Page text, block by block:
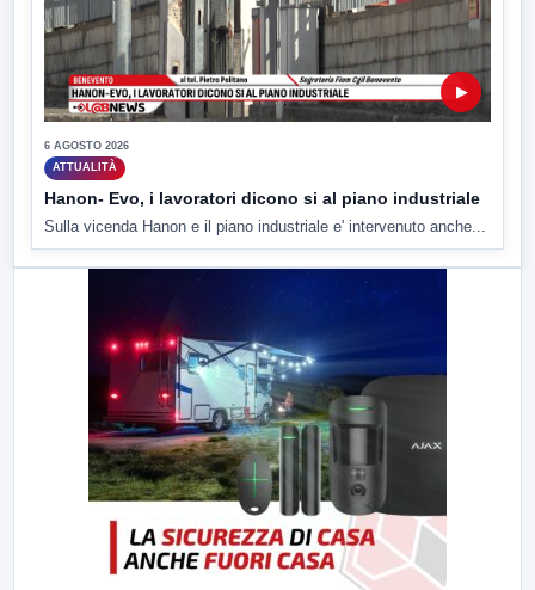
▶
6 AGOSTO 2026
ATTUALITÀ
Hanon- Evo, i lavoratori dicono si al piano industriale
Sulla vicenda Hanon e il piano industriale e' intervenuto anche...